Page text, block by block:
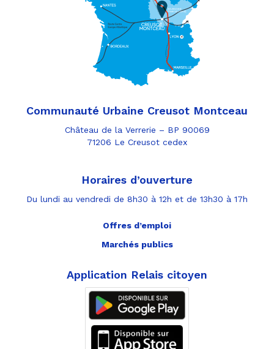
Communauté Urbaine Creusot Montceau
Château de la Verrerie – BP 90069
71206 Le Creusot cedex
Horaires d’ouverture
Du lundi au vendredi de 8h30 à 12h et de 13h30 à 17h
Offres d’emploi
Marchés publics
Application Relais citoyen